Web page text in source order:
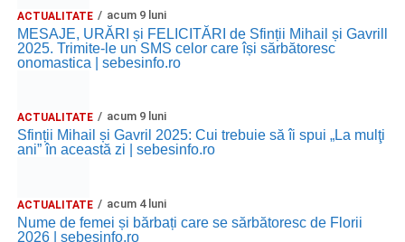
ACTUALITATE acum 9 luni
MESAJE, URĂRI și FELICITĂRI de Sfinții Mihail și Gavrill
2025. Trimite-le un SMS celor care își sărbătoresc
onomastica | sebesinfo.ro
ACTUALITATE acum 9 luni
Sfinții Mihail și Gavril 2025: Cui trebuie să îi spui „La mulţi
ani” în această zi | sebesinfo.ro
ACTUALITATE acum 4 luni
Nume de femei și bărbați care se sărbătoresc de Florii
2026 | sebesinfo.ro